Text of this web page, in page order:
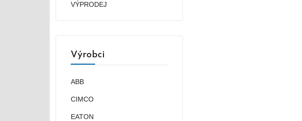
VÝPRODEJ
Výrobci
ABB
CIMCO
EATON